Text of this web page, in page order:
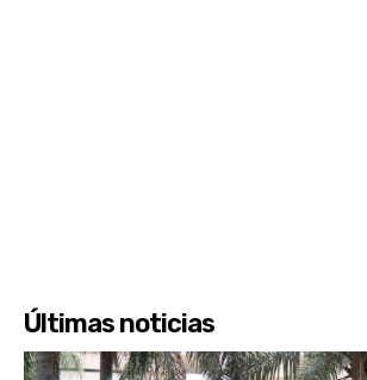
Últimas noticias